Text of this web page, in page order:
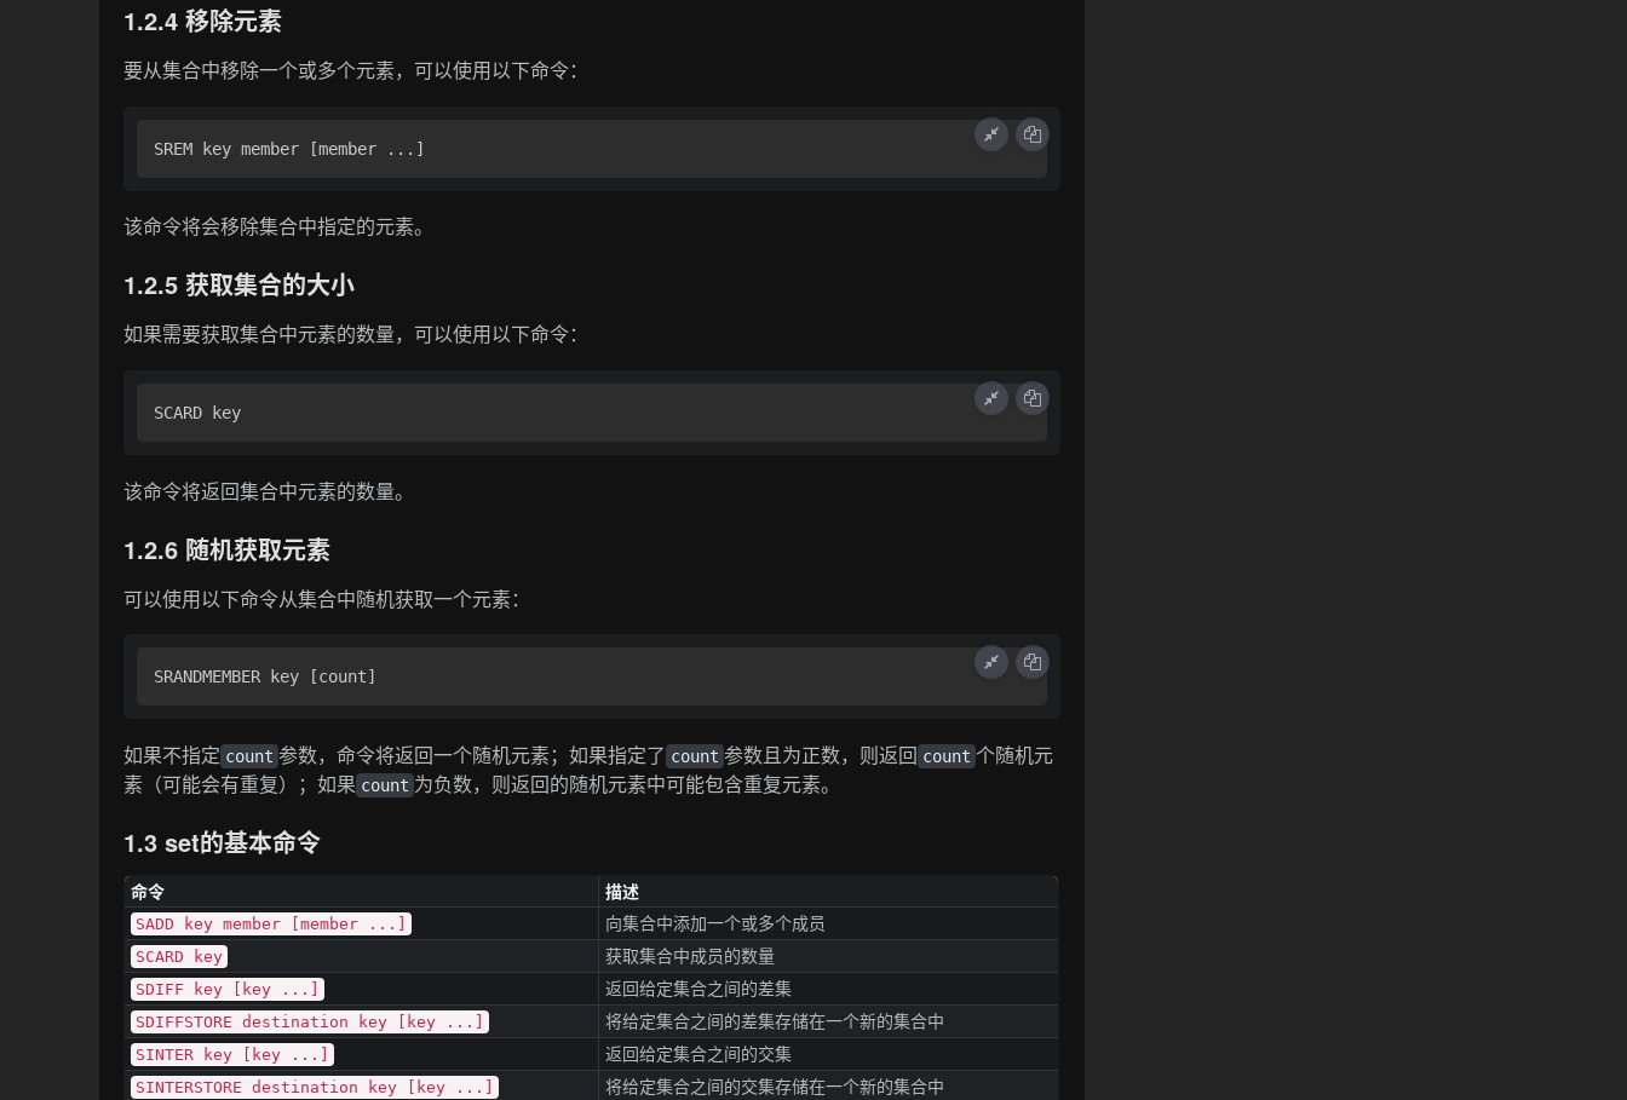
1.2.4 移除元素
要从集合中移除一个或多个元素，可以使用以下命令：
该命令将会移除集合中指定的元素。
1.2.5 获取集合的大小
如果需要获取集合中元素的数量，可以使用以下命令：
该命令将返回集合中元素的数量。
1.2.6 随机获取元素
可以使用以下命令从集合中随机获取一个元素：
如果不指定 count 参数，命令将返回一个随机元素；如果指定了 count 参数且为正数，则返回 count 个随机元
素（可能会有重复）；如果 count 为负数，则返回的随机元素中可能包含重复元素。
1.3 set的基本命令
命令 描述
SADD key member [member ...] 向集合中添加一个或多个成员
SCARD key 获取集合中成员的数量
SDIFF key [key ...] 返回给定集合之间的差集
SDIFFSTORE destination key [key ...] 将给定集合之间的差集存储在一个新的集合中
SINTER key [key ...] 返回给定集合之间的交集
SINTERSTORE destination key [key ...] 将给定集合之间的交集存储在一个新的集合中